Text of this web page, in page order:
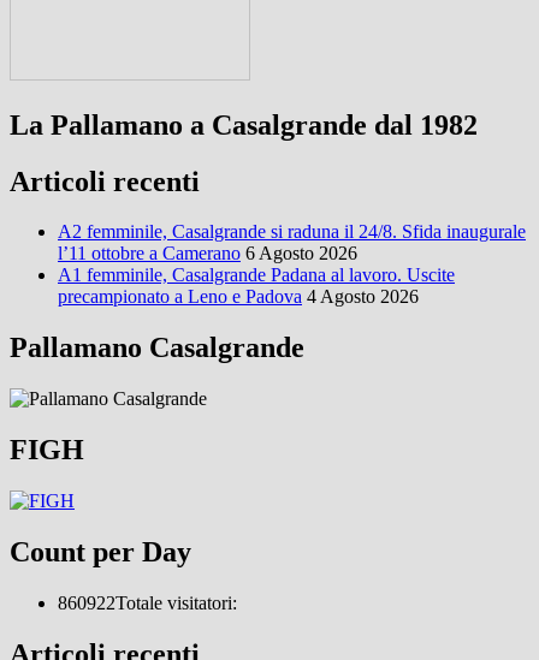
La Pallamano a Casalgrande dal 1982
Articoli recenti
A2 femminile, Casalgrande si raduna il 24/8. Sfida inaugurale
l’11 ottobre a Camerano 6 Agosto 2026
A1 femminile, Casalgrande Padana al lavoro. Uscite
precampionato a Leno e Padova 4 Agosto 2026
Pallamano Casalgrande
FIGH
Count per Day
860922Totale visitatori:
Articoli recenti